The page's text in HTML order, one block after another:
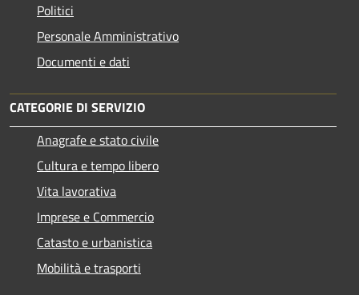
Politici
Personale Amministrativo
Documenti e dati
CATEGORIE DI SERVIZIO
Anagrafe e stato civile
Cultura e tempo libero
Vita lavorativa
Imprese e Commercio
Catasto e urbanistica
Mobilità e trasporti